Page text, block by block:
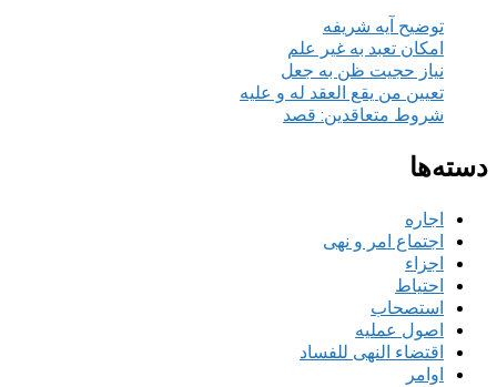
توضیح آیه شریفه
امکان تعبد به غیر علم
نیاز حجیت ظن به جعل
تعیین من یقع العقد له و علیه
شروط متعاقدین: قصد
دسته‌ها
اجاره
اجتماع امر و نهی
اجزاء
احتیاط
استصحاب
اصول عملیه
اقتضاء النهی للفساد
اوامر